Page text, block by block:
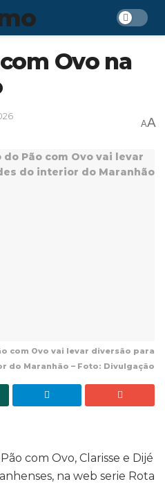
Ovo na
AA
com Ovo vai levar diversão para
do Maranhão – Foto: Divulgação
com Ovo, Clarisse e Dijé
na web serie Rota